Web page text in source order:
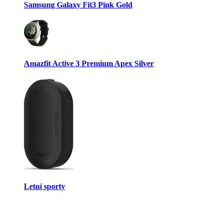
Samsung Galaxy Fit3 Pink Gold
Amazfit Active 3 Premium Apex Silver
Letní sporty